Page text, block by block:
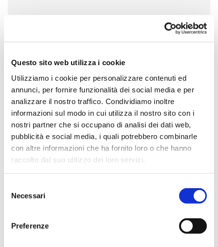
Questo sito web utilizza i cookie
Utilizziamo i cookie per personalizzare contenuti ed
annunci, per fornire funzionalità dei social media e per
analizzare il nostro traffico. Condividiamo inoltre
informazioni sul modo in cui utilizza il nostro sito con i
nostri partner che si occupano di analisi dei dati web,
pubblicità e social media, i quali potrebbero combinarle
con altre informazioni che ha fornito loro o che hanno
raccolto dal suo utilizzo dei loro servizi.
delNecessari
Preferenze